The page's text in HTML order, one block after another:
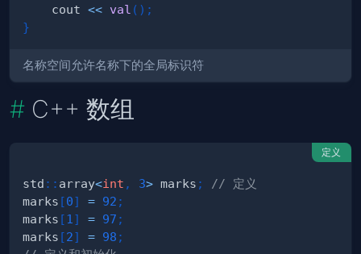
    cout
<< val ( ) ;
}
名称空间允许名称下的全局标识符
C++ 数组
定义
std :: array<int , 3> marks ;
// 定义
marks [0] = 92 ;
marks [1 ] = 97 ;
marks [2] = 98 ;